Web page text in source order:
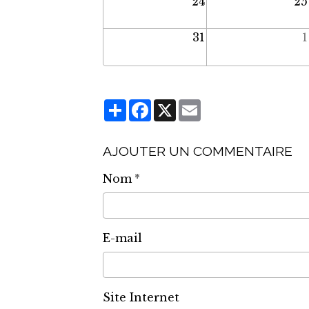
31 1
PartagerFacebook
X
AJOUTER UN COMMENTAIRE
Nom
E-mail
Site Internet